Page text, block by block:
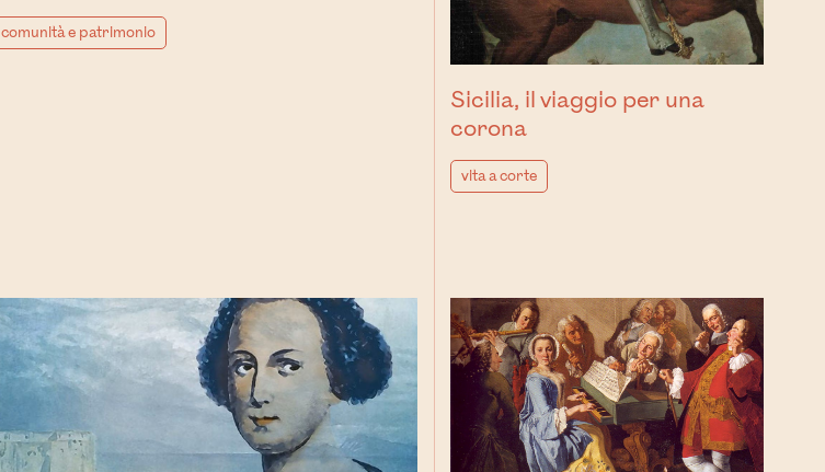
comunità e patrimonio
Sicilia, il viaggio per una
corona
vita a corte